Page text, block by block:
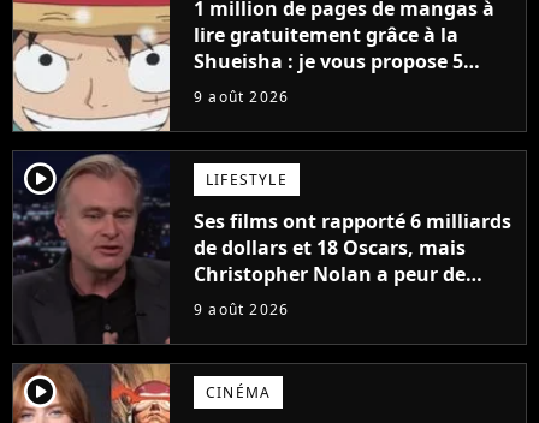
1 million de pages de mangas à
lire gratuitement grâce à la
Shueisha : je vous propose 5
mangas jamais sortis en France
9 août 2026
player2 LIFESTYLE
Ses films ont rapporté 6 milliards
de dollars et 18 Oscars, mais
Christopher Nolan a peur de
tourner un genre de films très
9 août 2026
player2 CINÉMA